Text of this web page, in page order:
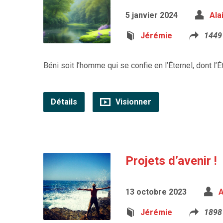
5 janvier 2024
Jérémie
Béni soit l’homme qui se confie en l’Éternel, dont
Détails Visionner
Projets d’avenir !
13 octobre 2023
Jérémie